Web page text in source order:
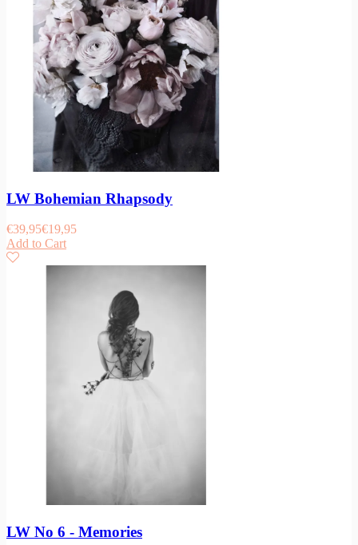
LW Bohemian Rhapsody
€39,95€19,95
Add to Cart
LW No 6 - Memories